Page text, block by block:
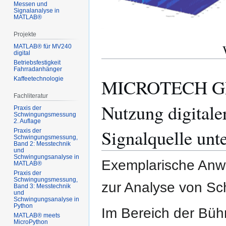
MICROTECH
Nutzung
Signalquelle
Exemplarische
zur Analyse von
Im Bereich der
Messen und
Signalanalyse in
MATLAB®
Projekte
MATLAB® für MV240
digital
Betriebsfestigkeit
Fahrradanhänger
Kaffeetechnologie
Fachliteratur
Praxis der
Schwingungsmessung
2. Auflage
Praxis der
Schwingungsmessung,
Band 2: Messtechnik
und
Schwingungsanalyse in
MATLAB®
Praxis der
Schwingungsmessung,
Band 3: Messtechnik
und
Schwingungsanalyse in
Python
MATLAB® meets
MicroPython